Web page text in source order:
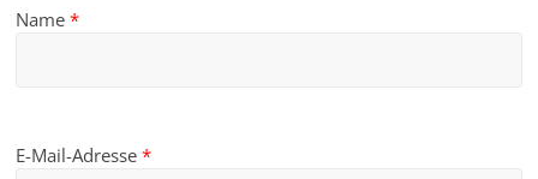
Name*
E-Mail-Adresse*